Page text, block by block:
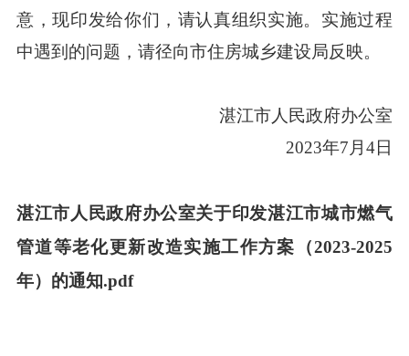
意，现印发给你们，请认真组织实施。实施过程
中遇到的问题，请径向市住房城乡建设局反映。
湛江市人民政府办公室
2023年7月4日
湛江市人民政府办公室关于印发湛江市城市燃气
管道等老化更新改造实施工作方案（2023-2025
年）的通知.pdf